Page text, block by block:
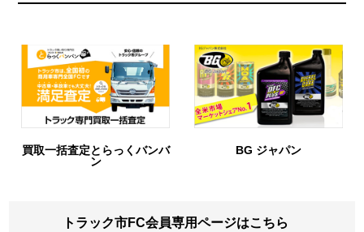
買取一括査定とらっくバンバ
ン
BG ジャパン
トラック市FC会員専用ページはこちら